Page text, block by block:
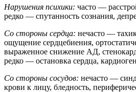
Нарушения психики: часто —
редко — спутанность сознания,
Со стороны сердца: нечасто —
ощущение сердцебиения,
выраженное снижение АД,
редко — остановка сердца,
Со стороны сосудов: нечасто —
крови к лицу, бледность,